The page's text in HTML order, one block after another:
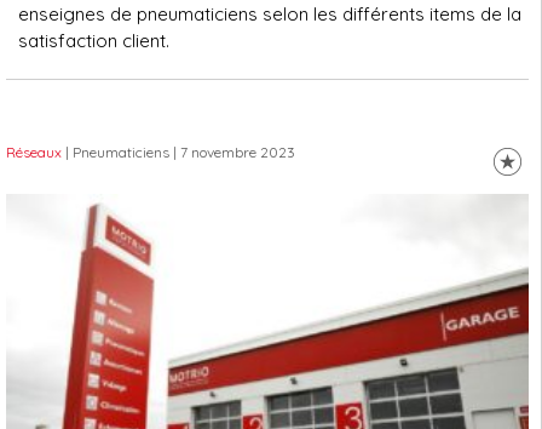
enseignes de pneumaticiens selon les différents items de la
satisfaction client.
Réseaux | Pneumaticiens | 7 novembre 2023